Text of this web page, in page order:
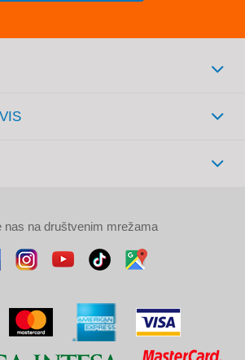
nas na društvenim mrežama